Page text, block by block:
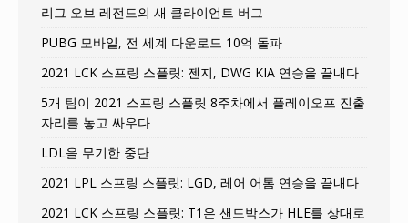
리그 오브 레전드의 새 클라이언트 버그
PUBG 모바일, 전 세계 다운로드 10억 돌파
2021 LCK 스프링 스플릿: 젠지, DWG KIA 연승을 끝내다
5개 팀이 2021 스프링 스플릿 8주차에서 플레이오프 진출
자리를 놓고 싸우다
LDL을 무기한 중단
2021 LPL 스프링 스플릿: LGD, 레어 어톰 연승을 끝내다
2021 LCK 스프링 스플릿: T1은 샌드박스가 HLE를 상대로